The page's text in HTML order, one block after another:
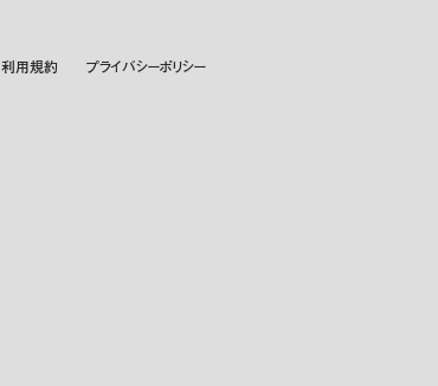
利用規約 プライバシーポリシー